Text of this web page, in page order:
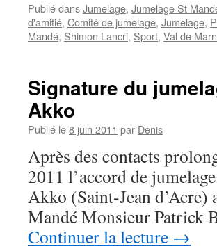
Publié dansJumelage, Jumelage St
d'amitié, Comité de jumelage, Jumelage,
Mandé, Shimon Lancri, Sport, Val de
Signature du
Akko
Publié le8 juin 2011 par Denis
Après des contacts
2011 l’accord de
Akko (Saint-Jean d’Acre)
Mandé Monsieur Patrick
Continuer la lecture →